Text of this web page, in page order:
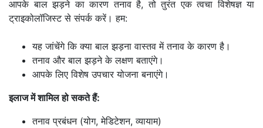
आपके बाल झड़ने का कारण तनाव है, तो तुरंत एक त्वचा विशेषज्ञ या
ट्राइकोलॉजिस्ट से संपर्क करें। हम:
यह जांचेंगे कि क्या बाल झड़ना वास्तव में तनाव के कारण है।
तनाव और बाल झड़ने के लक्षण बताएंगे।
आपके लिए विशेष उपचार योजना बनाएंगे।
इलाज में शामिल हो सकते हैं:
तनाव प्रबंधन (योग, मेडिटेशन, व्यायाम)